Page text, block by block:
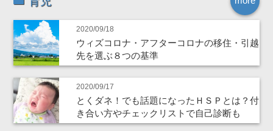
2020/09/18
ウィズコロナ・アフターコロナの移住・引越
先を選ぶ８つの基準
2020/09/17
とくダネ！でも話題になったＨＳＰとは？付
き合い方やチェックリストで自己診断も